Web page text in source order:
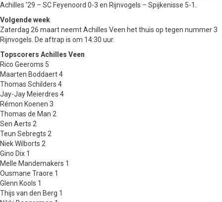
Achilles ’29 – SC Feyenoord 0-3 en Rijnvogels – Spijkenisse 5-1.
Volgende week
Zaterdag 26 maart neemt Achilles Veen het thuis op tegen nummer 3
Rijnvogels. De aftrap is om 14:30 uur.
Topscorers Achilles Veen
Rico Geeroms 5
Maarten Boddaert 4
Thomas Schilders 4
Jay-Jay Meierdres 4
Rémon Koenen 3
Thomas de Man 2
Sen Aerts 2
Teun Sebregts 2
Niek Wilborts 2
Gino Dix 1
Melle Mandemakers 1
Ousmane Traore 1
Glenn Kools 1
Thijs van den Berg 1